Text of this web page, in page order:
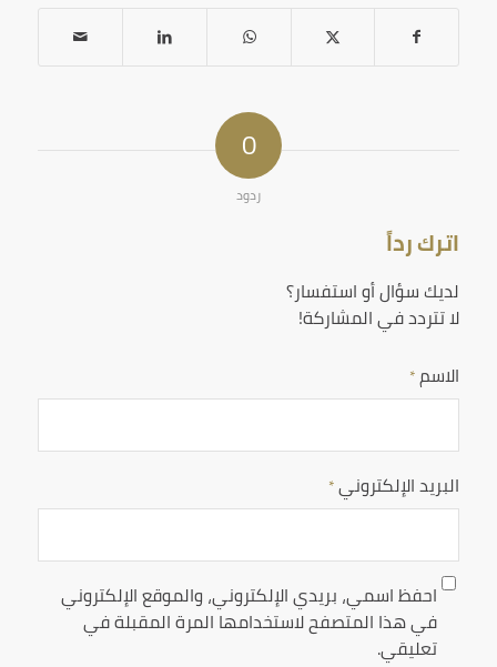
0
ردود
اترك رداً
لديك سؤال أو استفسار؟
لا تتردد في المشاركة!
الاسم*
البريد الإلكتروني*
احفظ اسمي، بريدي الإلكتروني، والموقع الإلكتروني
في هذا المتصفح لاستخدامها المرة المقبلة في
تعليقي.